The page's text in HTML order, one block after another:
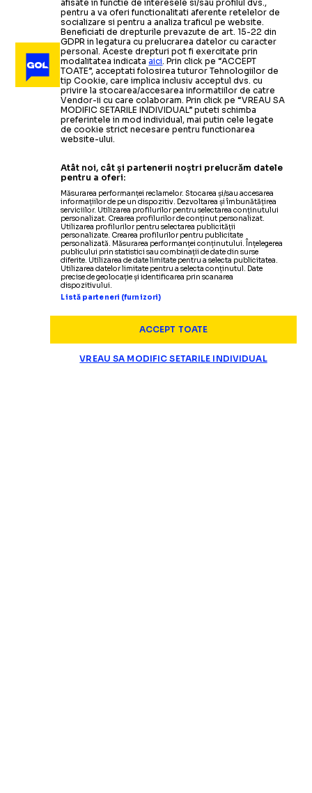
afisate in functie de interesele si/sau profilul dvs.,
pentru a va oferi functionalitati aferente retelelor de
socializare si pentru a analiza traficul pe website.
Beneficiati de drepturile prevazute de art. 15-22 din
GDPR in legatura cu prelucrarea datelor cu caracter
personal. Aceste drepturi pot fi exercitate prin
modalitatea indicataaici. Prin click pe “ACCEPT
TOATE”, acceptati folosirea tuturor Tehnologiilor de
tip Cookie, care implica inclusiv acceptul dvs. cu
privire la stocarea/accesarea informatiilor de catre
Vendor-ii cu care colaboram. Prin click pe “VREAU SA
MODIFIC SETARILE INDIVIDUAL” puteti schimba
preferintele in mod individual, mai putin cele legate
de cookie strict necesare pentru functionarea
website-ului.
Atât noi, cât și partenerii noștri prelucrăm datele
pentru a oferi:
Măsurarea performanței reclamelor. Stocarea și/sau accesarea
informațiilor de pe un dispozitiv. Dezvoltarea și îmbunătățirea
serviciilor. Utilizarea profilurilor pentru selectarea conținutului
personalizat. Crearea profilurilor de conținut personalizat.
Utilizarea profilurilor pentru selectarea publicității
personalizate. Crearea profilurilor pentru publicitate
personalizată. Măsurarea performanței conținutului. Înțelegerea
publicului prin statistici sau combinații de date din surse
diferite. Utilizarea de date limitate pentru a selecta publicitatea.
Utilizarea datelor limitate pentru a selecta conținutul. Date
precise de geolocație și identificarea prin scanarea
dispozitivului.
Listă parteneri (furnizori)
ACCEPT TOATE
VREAU SA MODIFIC SETARILE INDIVIDUAL